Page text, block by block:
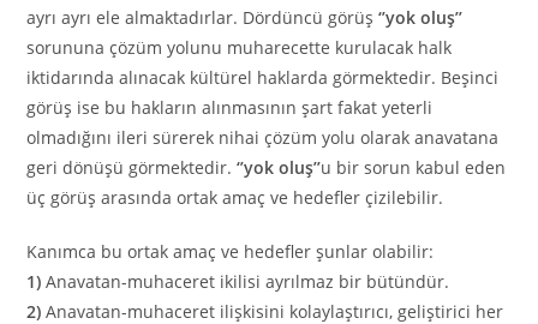
ayrı ayrı ele almaktadırlar. Dördüncü görüş‘’yok oluş’’
sorununa çözüm yolunu muharecette kurulacak halk
iktidarında alınacak kültürel haklarda görmektedir. Beşinci
görüş ise bu hakların alınmasının şart fakat yeterli
olmadığını ileri sürerek nihai çözüm yolu olarak anavatana
geri dönüşü görmektedir.‘’yok oluş’’u bir sorun kabul eden
üç görüş arasında ortak amaç ve hedefler çizilebilir.
Kanımca bu ortak amaç ve hedefler şunlar olabilir:
1) Anavatan-muhaceret ikilisi ayrılmaz bir bütündür.
2) Anavatan-muhaceret ilişkisini kolaylaştırıcı, geliştirici her